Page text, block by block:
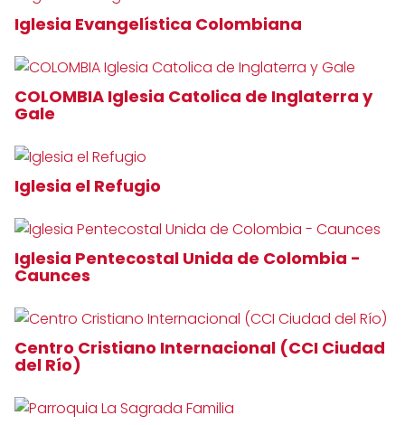
Iglesia Evangelística Colombiana
COLOMBIA Iglesia Catolica de Inglaterra y
Gale
Iglesia el Refugio
Iglesia Pentecostal Unida de Colombia -
Caunces
Centro Cristiano Internacional (CCI Ciudad
del Río)